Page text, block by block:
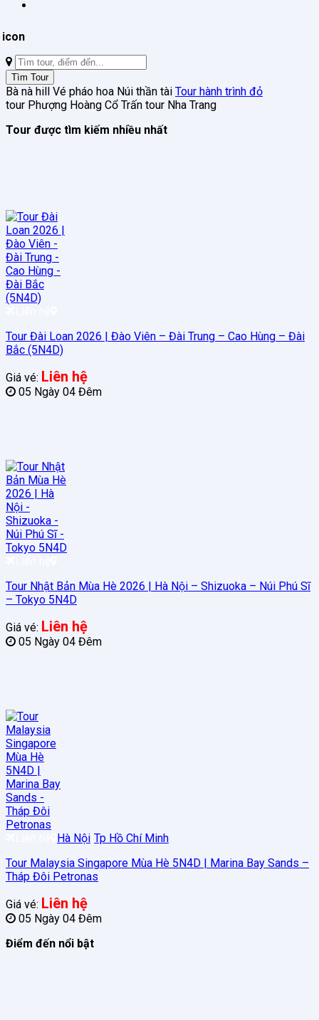
Tìm
kiếm:
Tìm Tour
Bà nà hill Vé pháo hoa Núi thần tài Tour hành trình đỏ
tour Phượng Hoàng Cổ Trấn tour Nha Trang
Tour được tìm kiếm nhiều nhất
Tour Đài Loan 2026 | Đào Viên – Đài Trung – Cao Hùng – Đài
Bắc (5N4D)
Giá vé: Liên hệ
05 Ngày 04 Đêm
Tour Nhật Bản Mùa Hè 2026 | Hà Nội – Shizuoka – Núi Phú Sĩ
– Tokyo 5N4D
Giá vé: Liên hệ
05 Ngày 04 Đêm
Hà Nội Tp Hồ Chí Minh
Tour Malaysia Singapore Mùa Hè 5N4D | Marina Bay Sands –
Tháp Đôi Petronas
Giá vé: Liên hệ
05 Ngày 04 Đêm
Điểm đến nổi bật